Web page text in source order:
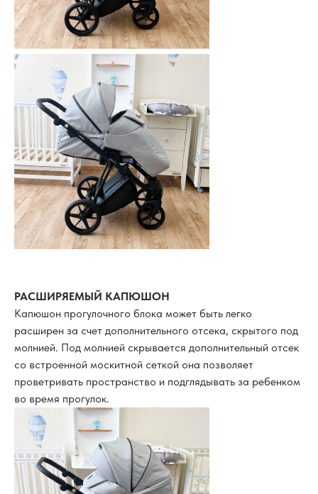
РАСШИРЯЕМЫЙ КАПЮШОН
Капюшон прогулочного блока может быть легко
расширен за счет дополнительного отсека, скрытого под
молнией. Под молнией скрывается дополнительный отсек
со встроенной москитной сеткой она позволяет
проветривать пространство и подглядывать за ребенком
во время прогулок.